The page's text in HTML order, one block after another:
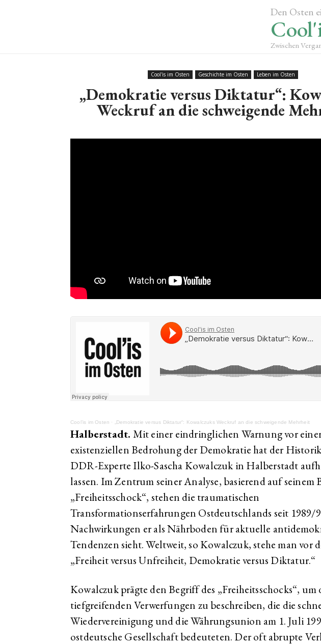
Den Osten
Zwischen
Cool'is im Osten Geschichte im Osten Leben im Osten
„Demokratie versus Diktatur“:
Weckruf an die schweigende
Cool’is im Osten · „Demokratie versus Diktatur“: Kowalczuks Weckruf an die schweigende Mehrheit
Halberstadt. Mit einer eindringlichen Warnung vor
existenziellen Bedrohung der Demokratie hat der
DDR-Experte Ilko-Sascha Kowalczuk in Halberstadt
lassen. Im Zentrum seiner Analyse, basierend auf seinem
„Freiheitsschock“, stehen die traumatischen
Transformationserfahrungen Ostdeutschlands seit 1989/
Nachwirkungen er als Nährboden für aktuelle
Tendenzen sieht. Weltweit, so Kowalczuk, stehe man vor
„Freiheit versus Unfreiheit, Demokratie versus Diktatur.“
Kowalczuk prägte den Begriff des „Freiheitsschocks“, um
tiefgreifenden Verwerfungen zu beschreiben, die die
Wiedervereinigung und die Währungsunion am 1. Juli
ostdeutsche Gesellschaft bedeuteten. Der oft abrupte